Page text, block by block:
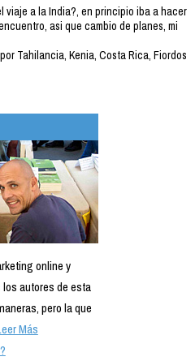
viaje a la India?, en principio iba a hacer
asi que cambio de planes, mi
Tahilancia, Kenia, Costa Rica, Fiordos
online y
autores de esta
pero la que
Más